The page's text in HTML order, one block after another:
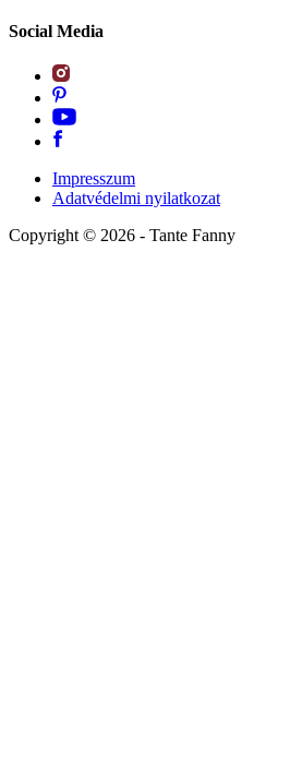
Social Media
Impresszum
Adatvédelmi nyilatkozat
Copyright © 2026 - Tante Fanny